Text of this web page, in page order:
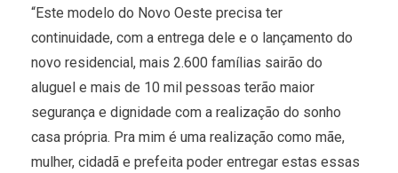
“Este modelo do Novo Oeste precisa ter
continuidade, com a entrega dele e o lançamento do
novo residencial, mais 2.600 famílias sairão do
aluguel e mais de 10 mil pessoas terão maior
segurança e dignidade com a realização do sonho
casa própria. Pra mim é uma realização como mãe,
mulher, cidadã e prefeita poder entregar estas essas